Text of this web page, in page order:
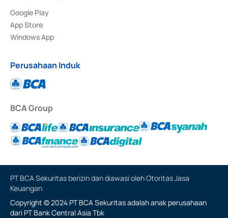
Google Play
App Store
Windows App
Perusahaan Induk
BCA Group
PT BCA Sekuritas berizin dan diawasi oleh Otoritas Jasa
Keuangan
Copyright © 2024 PT BCA Sekuritas adalah anak perusahaan
dari PT Bank Central Asia Tbk